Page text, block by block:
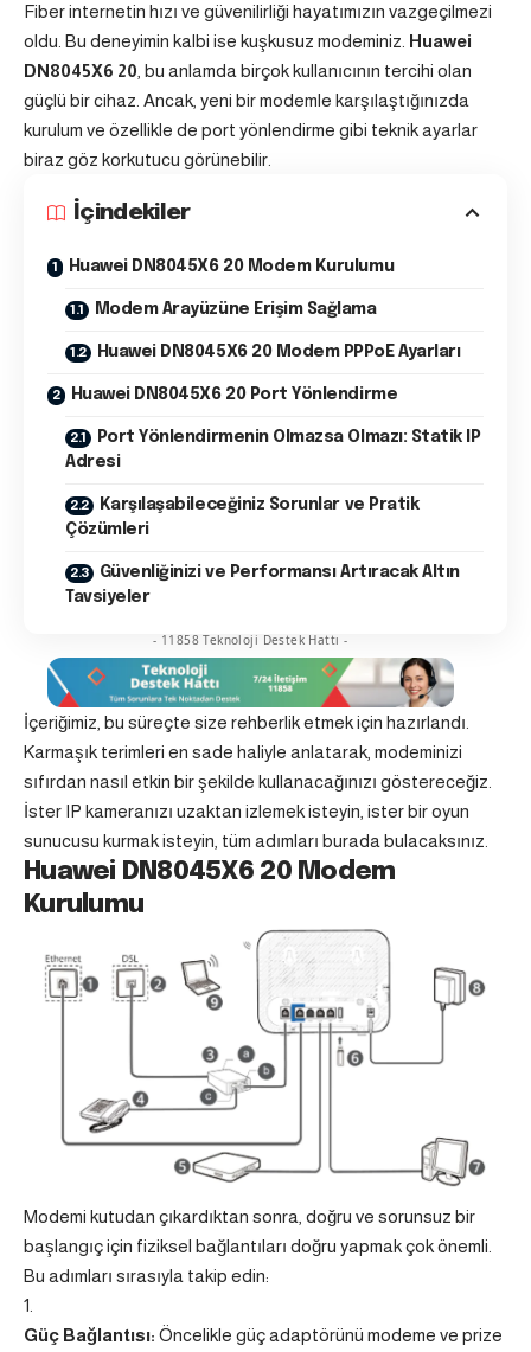
Fiber internetin hızı ve güvenilirliği hayatımızın vazgeçilmezi
oldu. Bu deneyimin kalbi ise kuşkusuz modeminiz. Huawei
DN8045X6 20 , bu anlamda birçok kullanıcının tercihi olan
güçlü bir cihaz. Ancak, yeni bir modemle karşılaştığınızda
kurulum ve özellikle de port yönlendirme gibi teknik ayarlar
biraz göz korkutucu görünebilir.
İçindekiler
Huawei DN8045X6 20 Modem Kurulumu
Modem Arayüzüne Erişim Sağlama
Huawei DN8045X6 20 Modem PPPoE Ayarları
Huawei DN8045X6 20 Port Yönlendirme
Port Yönlendirmenin Olmazsa Olmazı: Statik IP
Adresi
Karşılaşabileceğiniz Sorunlar ve Pratik
Çözümleri
Güvenliğinizi ve Performansı Artıracak Altın
Tavsiyeler
- 11858 Teknoloji Destek Hattı -
İçeriğimiz, bu süreçte size rehberlik etmek için hazırlandı.
Karmaşık terimleri en sade haliyle anlatarak, modeminizi
sıfırdan nasıl etkin bir şekilde kullanacağınızı göstereceğiz.
İster IP kameranızı uzaktan izlemek isteyin, ister bir oyun
sunucusu kurmak isteyin, tüm adımları burada bulacaksınız.
Huawei DN8045X6 20 Modem
Kurulumu
Modemi kutudan çıkardıktan sonra, doğru ve sorunsuz bir
başlangıç için fiziksel bağlantıları doğru yapmak çok önemli.
Bu adımları sırasıyla takip edin:
Güç Bağlantısı: Öncelikle güç adaptörünü modeme ve prize